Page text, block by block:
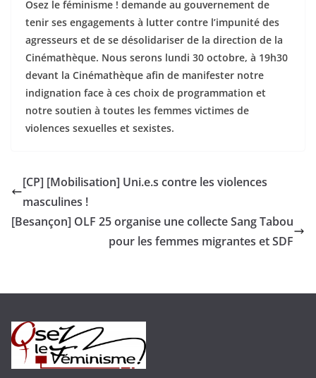
Osez le féminisme ! demande au gouvernement de
tenir ses engagements à lutter contre l’impunité des
agresseurs et de se désolidariser de la direction de la
Cinémathèque. Nous serons lundi 30 octobre, à 19h30
devant la Cinémathèque afin de manifester notre
indignation face à ces choix de programmation et
notre soutien à toutes les femmes victimes de
violences sexuelles et sexistes.
[CP] [Mobilisation] Uni.e.s contre les violences
masculines !
[Besançon] OLF 25 organise une collecte Sang Tabou
pour les femmes migrantes et SDF